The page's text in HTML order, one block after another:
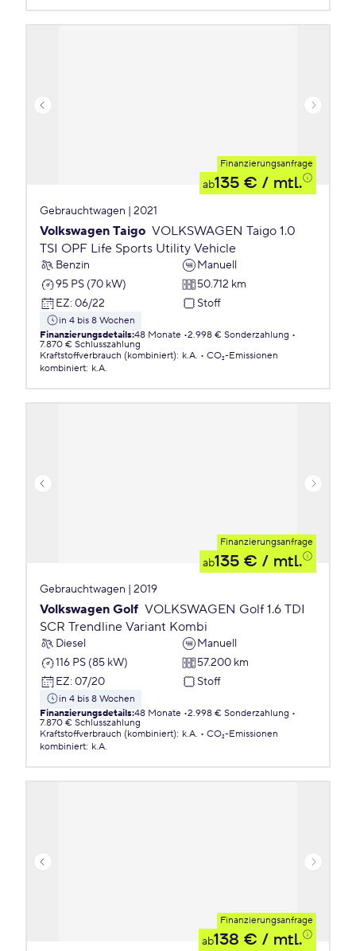
Finanzierungsanfrage
ab135 € / mtl.
Gebrauchtwagen | 2021
Volkswagen Taigo VOLKSWAGEN Taigo 1.0
TSI OPF Life Sports Utility Vehicle
Benzin
Manuell
95 PS (70 kW)
50.712 km
EZ: 06/22 Stoff
in 4 bis 8 Wochen
Finanzierungsdetails:48 Monate 2.998 € Sonderzahlung
7.870 € Schlusszahlung
Kraftstoffverbrauch (kombiniert): k.A.
CO₂-Emissionen
kombiniert: k.A.
Finanzierungsanfrage
ab135 € / mtl.
Gebrauchtwagen | 2019
Volkswagen Golf VOLKSWAGEN Golf 1.6 TDI
SCR Trendline Variant Kombi
Diesel
Manuell
116 PS (85 kW)
57.200 km
EZ: 07/20 Stoff
in 4 bis 8 Wochen
Finanzierungsdetails:48 Monate 2.998 € Sonderzahlung
7.870 € Schlusszahlung
Kraftstoffverbrauch (kombiniert): k.A.
CO₂-Emissionen
kombiniert: k.A.
Finanzierungsanfrage
ab138 € / mtl.